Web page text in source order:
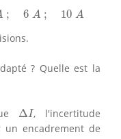
; 6 A ; 10 A
A 10A
? Quelle est la
ΔI
Δ
, l'incertitude
encadrement de